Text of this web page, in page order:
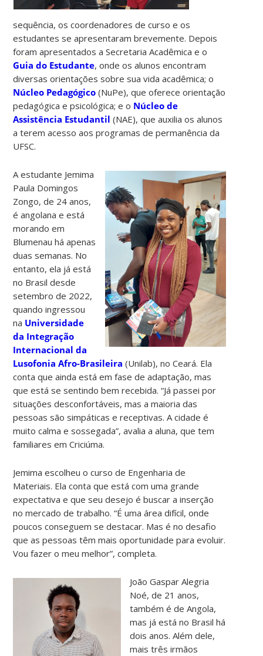
sequência, os coordenadores de curso e os
estudantes se apresentaram brevemente. Depois
foram apresentados a Secretaria Acadêmica e o
Guia do Estudante, onde os alunos encontram
diversas orientações sobre sua vida acadêmica; o
Núcleo Pedagógico (NuPe), que oferece orientação
pedagógica e psicológica; e o Núcleo de
Assistência Estudantil (NAE), que auxilia os alunos
a terem acesso aos programas de permanência da
UFSC.
A estudante Jemima
Paula Domingos
Zongo, de 24 anos,
é angolana e está
morando em
Blumenau há apenas
duas semanas. No
entanto, ela já está
no Brasil desde
setembro de 2022,
quando ingressou
na Universidade
da Integração
Internacional da
Lusofonia Afro-Brasileira (Unilab), no Ceará. Ela
conta que ainda está em fase de adaptação, mas
que está se sentindo bem recebida. “Já passei por
situações desconfortáveis, mas a maioria das
pessoas são simpáticas e receptivas. A cidade é
muito calma e sossegada”, avalia a aluna, que tem
familiares em Criciúma.
Jemima escolheu o curso de Engenharia de
Materiais. Ela conta que está com uma grande
expectativa e que seu desejo é buscar a inserção
no mercado de trabalho. “É uma área difícil, onde
poucos conseguem se destacar. Mas é no desafio
que as pessoas têm mais oportunidade para evoluir.
Vou fazer o meu melhor”, completa.
João Gaspar Alegria
Noé, de 21 anos,
também é de Angola,
mas já está no Brasil há
dois anos. Além dele,
mais três irmãos